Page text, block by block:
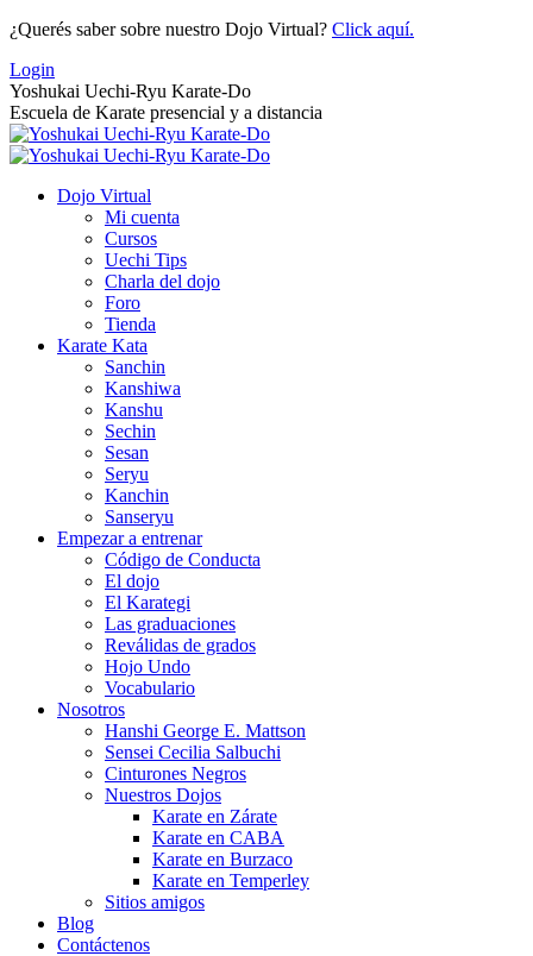
Saltar
contenido
¿Querés saber sobre nuestro Dojo Virtual? Click aquí.
Login
Yoshukai Uechi-Ryu Karate-Do
Escuela de Karate presencial y a distancia
Dojo Virtual
Mi cuenta
Cursos
Uechi Tips
Charla del dojo
Foro
Tienda
Karate Kata
Sanchin
Kanshiwa
Kanshu
Sechin
Sesan
Seryu
Kanchin
Sanseryu
Empezar a entrenar
Código de Conducta
El dojo
El Karategi
Las graduaciones
Reválidas de grados
Hojo Undo
Vocabulario
Nosotros
Hanshi George E. Mattson
Sensei Cecilia Salbuchi
Cinturones Negros
Nuestros Dojos
Karate en Zárate
Karate en CABA
Karate en Burzaco
Karate en Temperley
Sitios amigos
Blog
Contáctenos